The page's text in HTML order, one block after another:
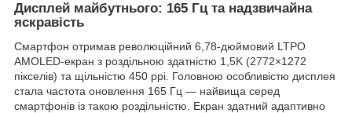
Дисплей майбутнього: 165 Гц та надзвичайна
яскравість
Смартфон отримав революційний 6,78-дюймовий LTPO
AMOLED-екран з роздільною здатністю 1,5K (2772×1272
пікселів) та щільністю 450 ppi. Головною особливістю дисплея
стала частота оновлення 165 Гц — найвища серед
смартфонів із такою роздільністю. Екран здатний адаптивно